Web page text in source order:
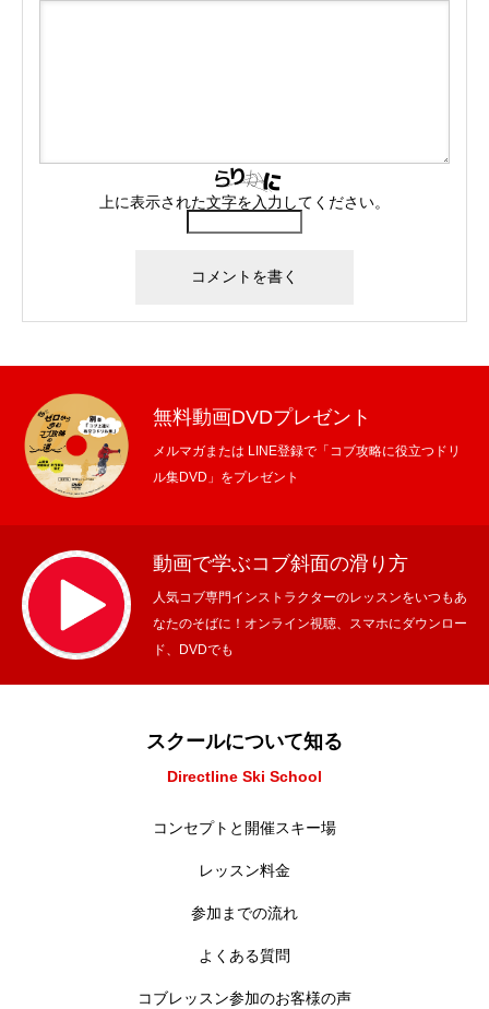
上に表示された文字を入力してください。
無料動画DVDプレゼント
メルマガまたは LINE登録で「コブ攻略に役立つドリ
ル集DVD」をプレゼント
動画で学ぶコブ斜面の滑り方
人気コブ専門インストラクターのレッスンをいつもあ
なたのそばに！オンライン視聴、スマホにダウンロー
ド、DVDでも
スクールについて知る
Directline Ski School
コンセプトと開催スキー場
レッスン料金
参加までの流れ
よくある質問
コブレッスン参加のお客様の声